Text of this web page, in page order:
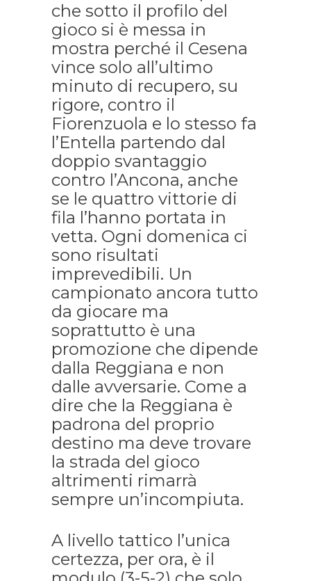
che sotto il profilo del
gioco si è messa in
mostra perché il Cesena
vince solo all’ultimo
minuto di recupero, su
rigore, contro il
Fiorenzuola e lo stesso fa
l’Entella partendo dal
doppio svantaggio
contro l’Ancona, anche
se le quattro vittorie di
fila l’hanno portata in
vetta. Ogni domenica ci
sono risultati
imprevedibili. Un
campionato ancora tutto
da giocare ma
soprattutto è una
promozione che dipende
dalla Reggiana e non
dalle avversarie. Come a
dire che la Reggiana è
padrona del proprio
destino ma deve trovare
la strada del gioco
altrimenti rimarrà
sempre un’incompiuta.
A livello tattico l’unica
certezza, per ora, è il